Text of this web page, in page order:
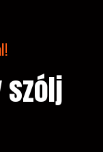
szólj